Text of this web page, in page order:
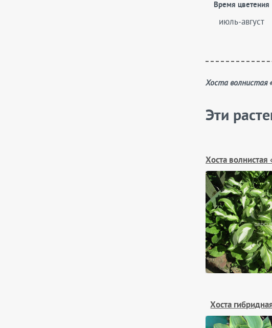
Время цветения
июль-август
Хоста
Эти
Хоста
Хоста